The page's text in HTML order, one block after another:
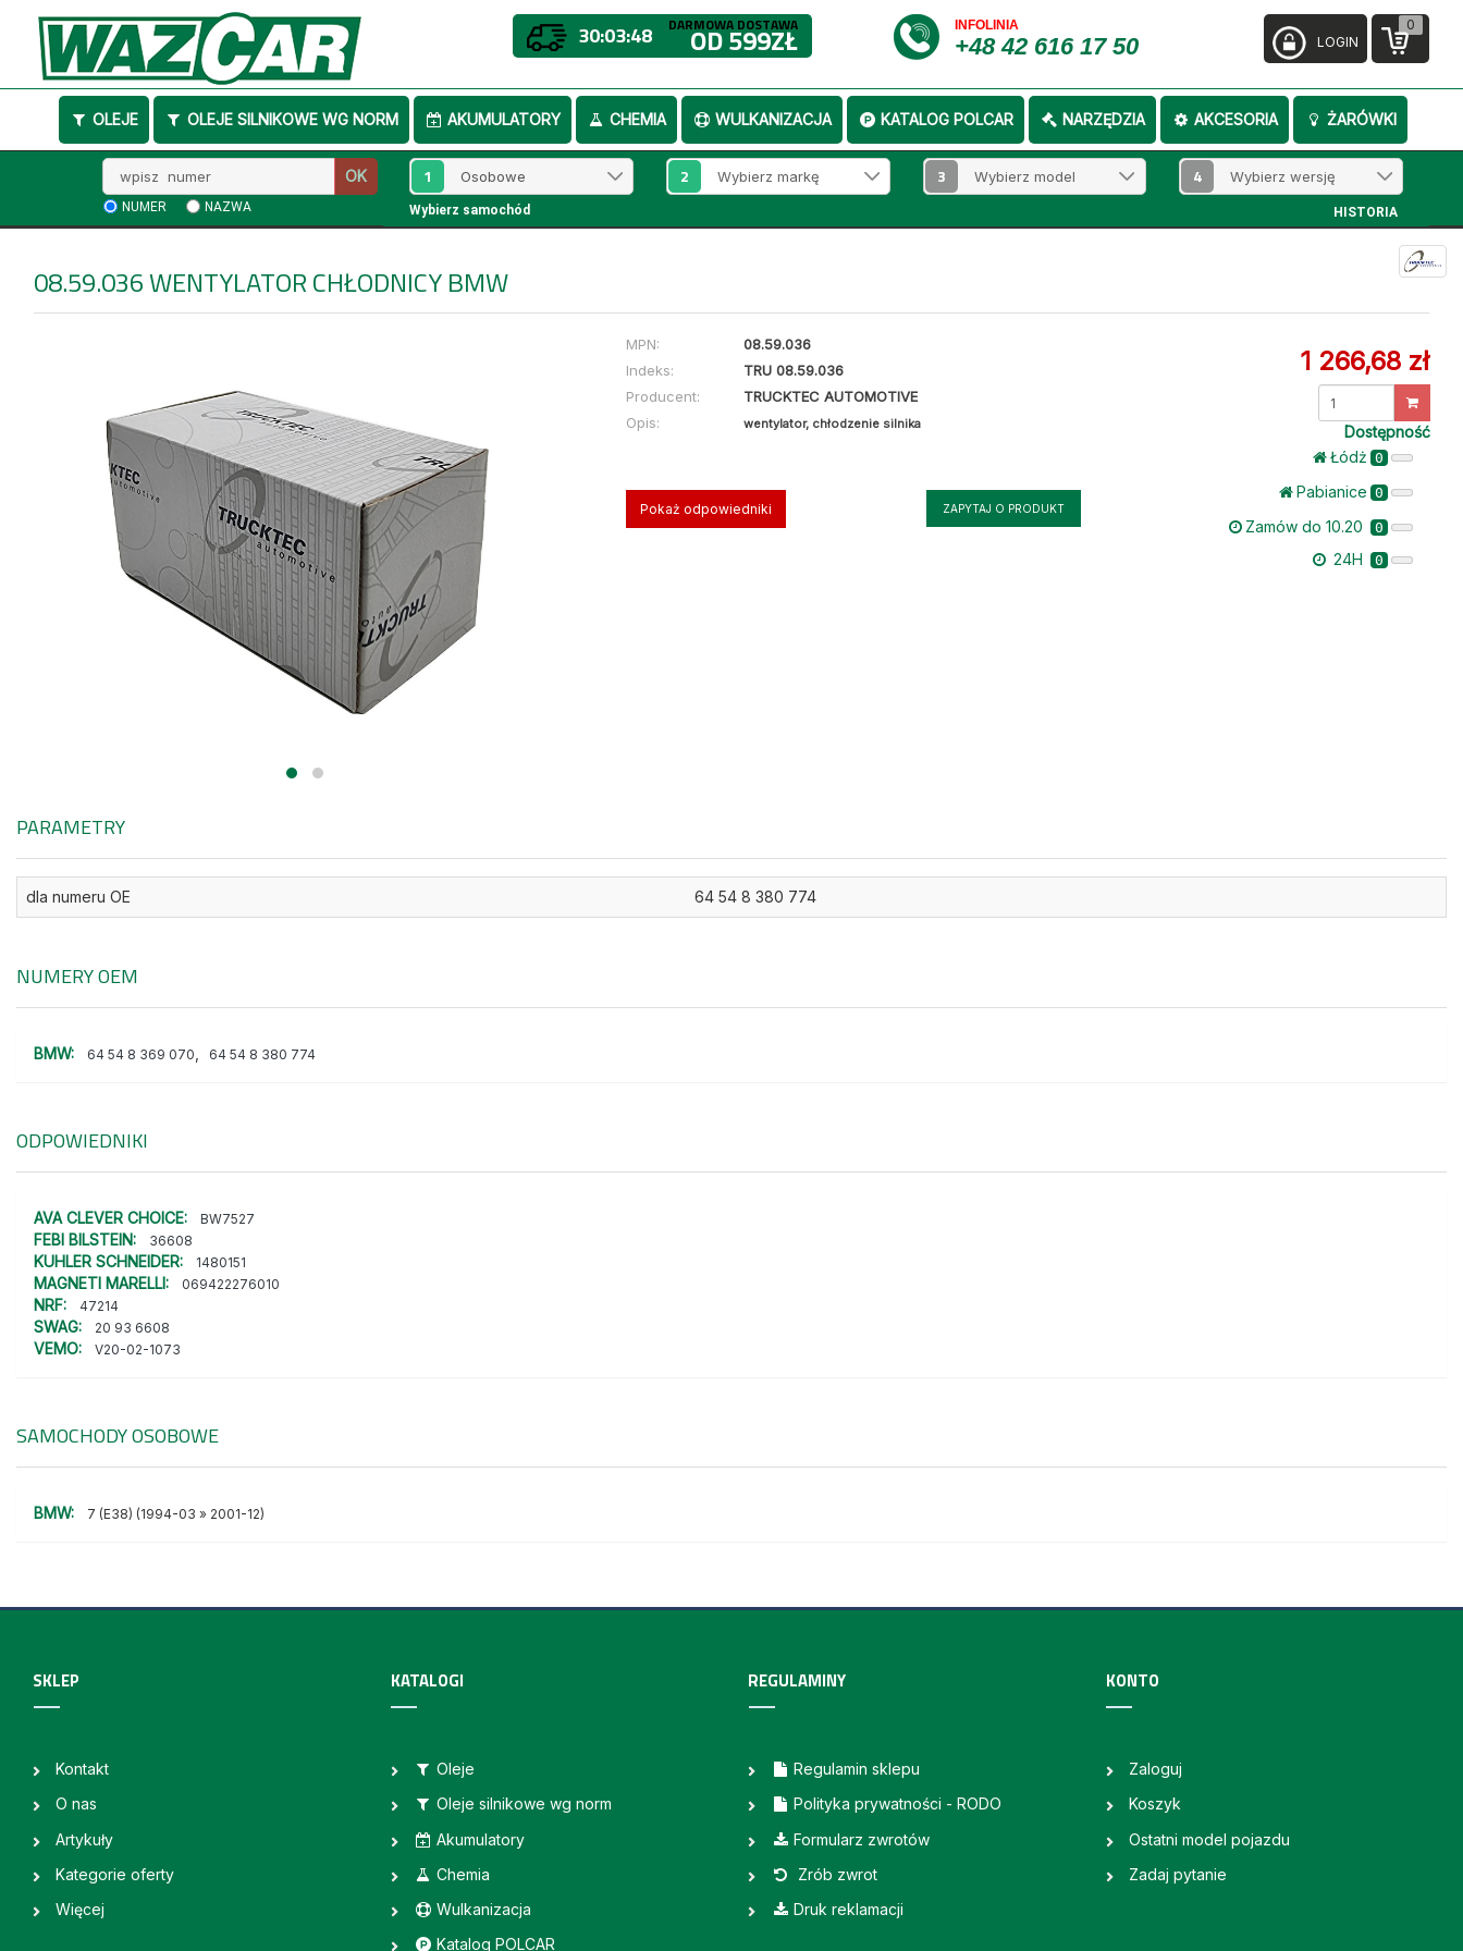
30:03:48 DARMOWA DOSTAWA
OD 599ZŁ INFOLINIA
+48 42 616 17 50
OLEJE OLEJE SILNIKOWE WG NORM AKUMULATORY CHEMIA WULKANIZACJA KATALOG POLCAR NARZĘDZIA AKCESORIA ŻARÓWKI
0
LOGIN
numer
OK
NUMER NAZWA
1 2 3 4
Wybierz samochód HISTORIA
08.59.036WENTYLATOR CHŁODNICY BMW
MPN:
08.59.036
Indeks:
TRU 08.59.036
Producent:
TRUCKTEC AUTOMOTIVE
Opis:
wentylator, chłodzenie silnika
Pokaż odpowiedniki ZAPYTAJ O PRODUKT
1 266,68 zł
Dostępność
Łódż 0
Pabianice 0
Zamów do 10.20 0
24H 0
PARAMETRY
dla numeru OE 64 54 8 380 774
NUMERY OEM
BMW: 64 54 8 369 070 64 54 8 380 774
ODPOWIEDNIKI
AVA CLEVER CHOICE: BW7527
FEBI BILSTEIN: 36608
KUHLER SCHNEIDER: 1480151
MAGNETI MARELLI: 069422276010
NRF: 47214
SWAG: 20 93 6608
VEMO: V20-02-1073
SAMOCHODY OSOBOWE
BMW: 7 (E38) (1994-03 » 2001-12)
SKLEP
Kontakt
O nas
Artykuły
Kategorie oferty
Więcej
KATALOGI
Oleje
Oleje silnikowe wg norm
Akumulatory
Chemia
Wulkanizacja
Katalog POLCAR
REGULAMINY
Regulamin sklepu
Polityka prywatności - RODO
Formularz zwrotów
Zrób zwrot
Druk reklamacji
KONTO
Zaloguj
Koszyk
Ostatni model pojazdu
Zadaj pytanie